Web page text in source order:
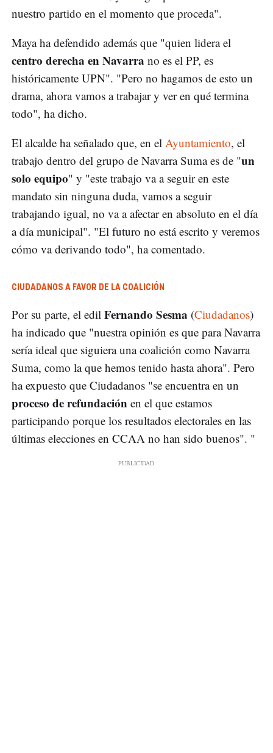
nuestro partido en el momento que proceda".
Maya ha defendido además que "quien lidera el
centro derecha en Navarra no es el PP, es
históricamente UPN". "Pero no hagamos de esto un
drama, ahora vamos a trabajar y ver en qué termina
todo", ha dicho.
El alcalde ha señalado que, en el Ayuntamiento, el
trabajo dentro del grupo de Navarra Suma es de "un
solo equipo" y "este trabajo va a seguir en este
mandato sin ninguna duda, vamos a seguir
trabajando igual, no va a afectar en absoluto en el día
a día municipal". "El futuro no está escrito y veremos
cómo va derivando todo", ha comentado.
CIUDADANOS A FAVOR DE LA COALICIÓN
Por su parte, el edil Fernando Sesma (Ciudadanos)
ha indicado que "nuestra opinión es que para Navarra
sería ideal que siguiera una coalición como Navarra
Suma, como la que hemos tenido hasta ahora". Pero
ha expuesto que Ciudadanos "se encuentra en un
proceso de refundación en el que estamos
participando porque los resultados electorales en las
últimas elecciones en CCAA no han sido buenos". "